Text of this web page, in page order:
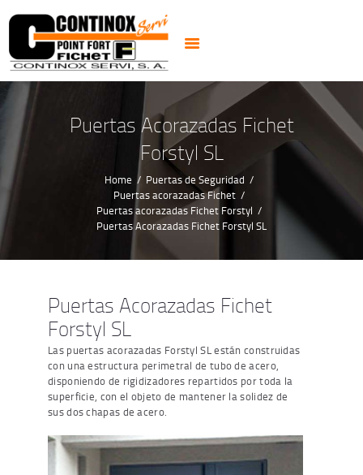
Puertas Acorazadas Fichet
Forstyl SL
Home
Puertas de Seguridad
Puertas acorazadas Fichet
Puertas acorazadas Fichet Forstyl
Puertas Acorazadas Fichet Forstyl SL
PUERTAS
CERRADURAS
CAJAS FUERTES
CERRAJEROS 24H
ALARMAS CCTV
NOTICIAS
CONTACTO
Puertas Acorazadas Fichet
Forstyl SL
Las puertas acorazadas Forstyl SL están construidas
con una estructura perimetral de tubo de acero,
disponiendo de rigidizadores repartidos por toda la
superficie, con el objeto de mantener la solidez de
sus dos chapas de acero.